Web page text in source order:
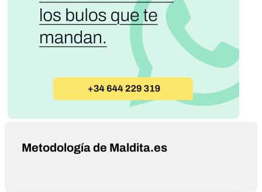
Metodología de Maldita.es